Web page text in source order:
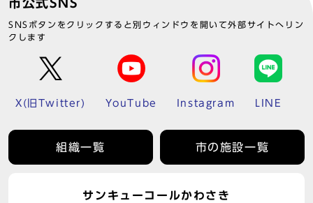
市公式SNS
SNSボタンをクリックすると別ウィンドウを開いて外部サイトへリン
クします
X(旧Twitter) YouTube Instagram LINE
組織一覧 市の施設一覧
サンキューコールかわさき